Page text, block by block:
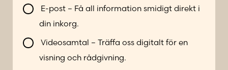
e
ä
k
l
b
i
E-post – Få all information smidigt direkt i
din inkorg.
Videosamtal – Träffa oss digitalt för en
visning och rådgivning.